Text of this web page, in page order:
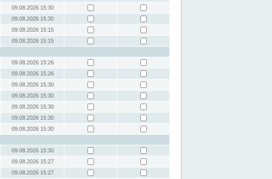
09.08.2026 15:30
09.08.2026 15:30
09.08.2026 15:15
09.08.2026 15:15
09.08.2026 15:26
09.08.2026 15:26
09.08.2026 15:30
09.08.2026 15:30
09.08.2026 15:30
09.08.2026 15:30
09.08.2026 15:30
09.08.2026 15:30
09.08.2026 15:27
09.08.2026 15:27